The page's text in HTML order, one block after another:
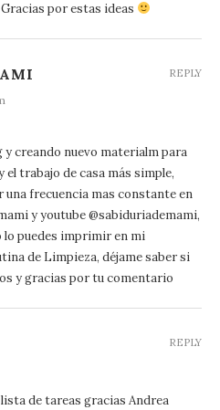
por estas ideas
creando nuevo materialm para
el trabajo de casa más simple,
frecuencia mas constante en
y youtube @sabiduriademami,
lo puedes imprimir en mi
de Limpieza, déjame saber si
y gracias por tu comentario
REPLY
de tareas gracias Andrea
REPLY